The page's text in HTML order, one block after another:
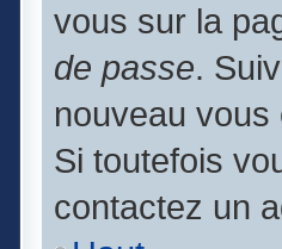
vous sur la
de passe.
nouveau vous
Si toutefois
contactez un